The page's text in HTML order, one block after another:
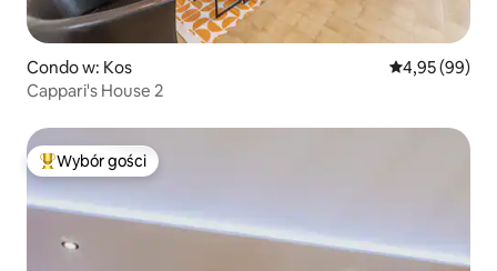
Condo w: Kos Średnia
4,95 (99)
Cappari's House 2
Najpopularniejsze z kategorii Wybór gości
Wybór gości